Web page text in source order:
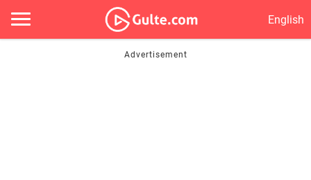
English